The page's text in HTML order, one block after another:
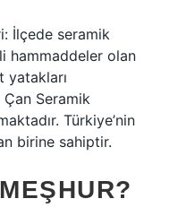
İlçede seramik
hammaddeler olan
yatakları
Çan Seramik
Türkiye’nin
birine sahiptir.